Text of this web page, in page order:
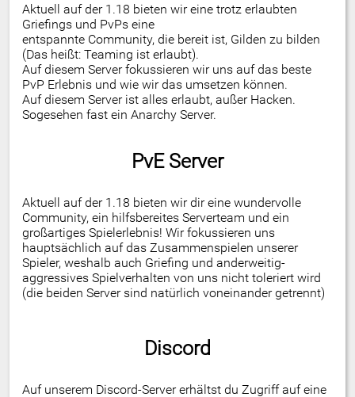
Aktuell auf der 1.18 bieten wir eine trotz erlaubten
Griefings und PvPs eine
entspannte Community, die bereit ist, Gilden zu bilden
(Das heißt: Teaming ist erlaubt).
Auf diesem Server fokussieren wir uns auf das beste
PvP Erlebnis und wie wir das umsetzen können.
Auf diesem Server ist alles erlaubt, außer Hacken.
Sogesehen fast ein Anarchy Server.
PvE Server
Aktuell auf der 1.18 bieten wir dir eine wundervolle
Community, ein hilfsbereites Serverteam und ein
großartiges Spielerlebnis! Wir fokussieren uns
hauptsächlich auf das Zusammenspielen unserer
Spieler, weshalb auch Griefing und anderweitig-
aggressives Spielverhalten von uns nicht toleriert wird
(die beiden Server sind natürlich voneinander getrennt)
Discord
Auf unserem Discord-Server erhältst du Zugriff auf eine